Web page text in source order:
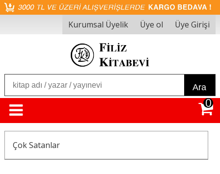
Kurumsal Üyelik Üye ol Üye Girişi
Ara
0
Çok Satanlar